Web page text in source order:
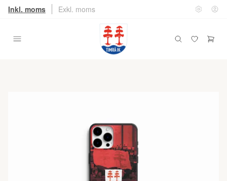
Inkl. moms Exkl. moms